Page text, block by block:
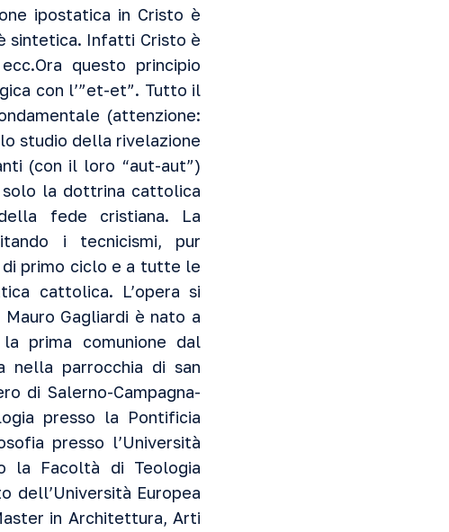
ipostatica in Cristo è
sintetica. Infatti Cristo è
questo principio
con l’”et-et”. Tutto il
(attenzione:
studio della rivelazione
(con il loro “aut-aut”)
solo la dottrina cattolica
fede cristiana. La
i tecnicismi, pur
primo ciclo e a tutte le
cattolica. L’opera si
Gagliardi è nato a
prima comunione dal
nella parrocchia di san
di Salerno-Campagna-
presso la Pontificia
presso l’Università
la Facoltà di Teologia
dell’Università Europea
in Architettura, Arti